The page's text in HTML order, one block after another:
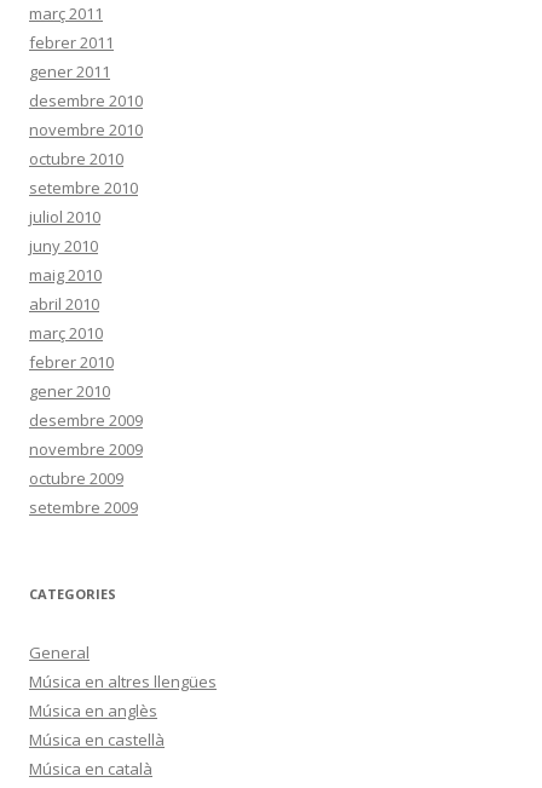
març 2011
febrer 2011
gener 2011
desembre 2010
novembre 2010
octubre 2010
setembre 2010
juliol 2010
juny 2010
maig 2010
abril 2010
març 2010
febrer 2010
gener 2010
desembre 2009
novembre 2009
octubre 2009
setembre 2009
CATEGORIES
General
Música en altres llengües
Música en anglès
Música en castellà
Música en català